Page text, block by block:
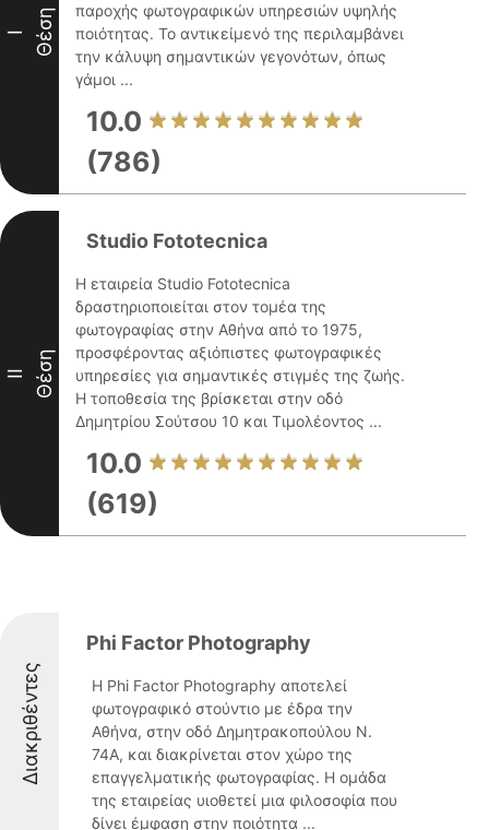
I Θέση
παροχής φωτογραφικών υπηρεσιών υψηλής
ποιότητας. Το αντικείμενό της περιλαμβάνει
την κάλυψη σημαντικών γεγονότων, όπως
γάμοι ...
10.0
(786)
II Θέση
Studio Fototecnica
Η εταιρεία Studio Fototecnica
δραστηριοποιείται στον τομέα της
φωτογραφίας στην Αθήνα από το 1975,
προσφέροντας αξιόπιστες φωτογραφικές
υπηρεσίες για σημαντικές στιγμές της ζωής.
Η τοποθεσία της βρίσκεται στην οδό
Δημητρίου Σούτσου 10 και Τιμολέοντος ...
10.0
(619)
Διακριθέντες
Phi Factor Photography
Η Phi Factor Photography αποτελεί
φωτογραφικό στούντιο με έδρα την
Αθήνα, στην οδό Δημητρακοπούλου N.
74A, και διακρίνεται στον χώρο της
επαγγελματικής φωτογραφίας. Η ομάδα
της εταιρείας υιοθετεί μια φιλοσοφία που
δίνει έμφαση στην ποιότητα ...